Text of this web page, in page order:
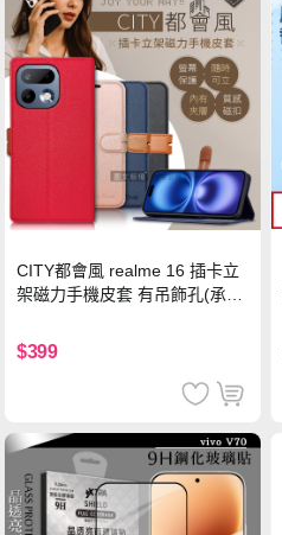
CITY都會風 realme 16 插卡立
架磁力手機皮套 有吊飾孔(承諾
$399